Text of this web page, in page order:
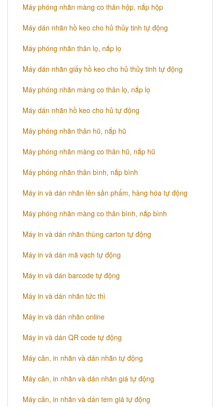
Máy phóng nhãn màng co thân hộp, nắp hộp
Máy dán nhãn hồ keo cho hủ thủy tinh tự động
Máy phóng nhãn thân lọ, nắp lọ
Máy dán nhãn giấy hồ keo cho hủ thủy tinh tự động
Máy phóng nhãn màng co thân lọ, nắp lọ
Máy dán nhãn hồ keo cho hủ tự động
Máy phóng nhãn thân hũ, nắp hũ
Máy phóng nhãn màng co thân hũ, nắp hũ
Máy phóng nhãn thân bình, nắp bình
Máy in và dán nhãn lên sản phẩm, hàng hóa tự động
Máy phóng nhãn màng co thân bình, nắp bình
Máy in và dán nhãn thùng carton tự động
Máy in và dán mã vạch tự động
Máy in và dán barcode tự động
Máy in và dán nhãn tức thì
Máy in và dán nhãn online
Máy in và dán QR code tự động
Máy cân, in nhãn và dán nhãn tự động
Máy cân, in nhãn và dán nhãn giá tự động
Máy cân, in nhãn và dán tem giá tự động